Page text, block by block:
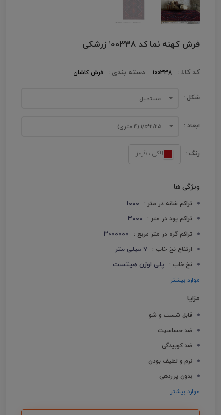
فرش کهنه نما کد 100338 زرشکی
کد کالا : 100338 دسته بندی : فرش کاشان
شکل : مستطیل
ابعاد : ۲/۲۵*۱/۵ (۴ متری)
رنگ : لاکی ، قرمز
ویژگی ها
تراکم شانه در متر : 1000
تراکم پود در متر : 3000
تراکم گره در متر مربع : 3000000
ارتفاع نخ خاب : 7 میلی متر
نخ خاب : پلی اوژن هیتست
موارد بیشتر
مزایا
قابل شست و شو
ضد حساسیت
ضد کوبیدگی
نرم و لطیف بودن
بدون پرزدهی
موارد بیشتر